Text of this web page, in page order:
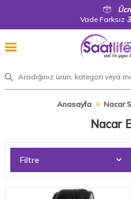
Vade Farksız
Anasayfa Nacar
Nacar
Filtre